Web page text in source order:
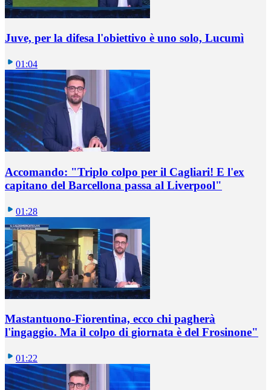
Juve, per la difesa l'obiettivo è uno solo, Lucumì
01:04
Accomando: "Triplo colpo per il Cagliari! E l'ex
capitano del Barcellona passa al Liverpool"
01:28
Mastantuono-Fiorentina, ecco chi pagherà
l'ingaggio. Ma il colpo di giornata è del Frosinone"
01:22